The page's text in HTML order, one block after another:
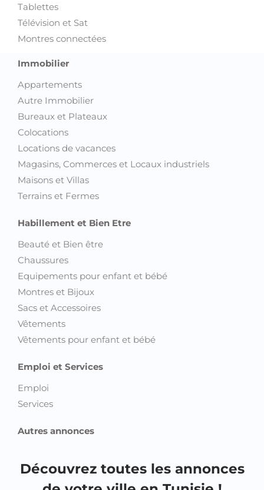
Tablettes
Télévision et Sat
Montres connectées
Immobilier
Appartements
Autre Immobilier
Bureaux et Plateaux
Colocations
Locations de vacances
Magasins, Commerces et Locaux industriels
Maisons et Villas
Terrains et Fermes
Habillement et Bien Etre
Beauté et Bien être
Chaussures
Equipements pour enfant et bébé
Montres et Bijoux
Sacs et Accessoires
Vêtements
Vêtements pour enfant et bébé
Emploi et Services
Emploi
Services
Autres annonces
Découvrez toutes les annonces